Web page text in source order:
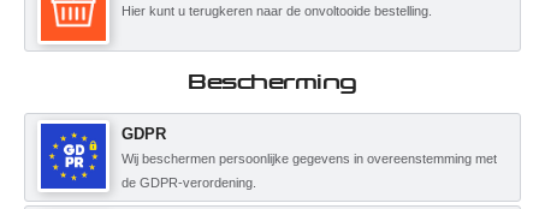
Hier kunt u terugkeren naar de onvoltooide bestelling.
Bescherming
GDPR
Wij beschermen persoonlijke gegevens in overeenstemming met
de GDPR-verordening.